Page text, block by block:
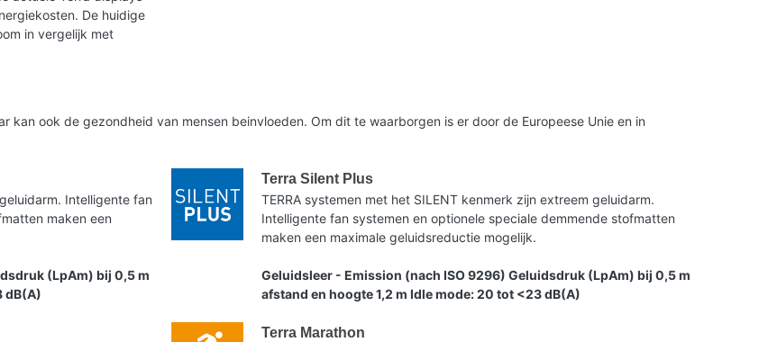
De huidige
in vergelijk met
kan ook de gezondheid van mensen beinvloeden. Om dit te waarborgen is er door de Europeese Unie en in
Intelligente fan
maken een
(LpAm) bij 0,5 m
dB(A)
Terra Silent Plus
TERRA systemen met het SILENT kenmerk zijn extreem geluidarm.
Intelligente fan systemen en optionele speciale demmende stofmatten
maken een maximale geluidsreductie mogelijk.
Geluidsleer - Emission (nach ISO 9296) Geluidsdruk (LpAm) bij 0,5 m
afstand en hoogte 1,2 m Idle mode: 20 tot <23 dB(A)
Terra Marathon